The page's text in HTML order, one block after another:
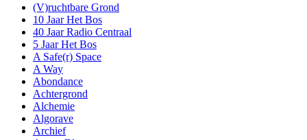
(V)ruchtbare Grond
10 Jaar Het Bos
40 Jaar Radio Centraal
5 Jaar Het Bos
A Safe(r) Space
A Way
Abondance
Achtergrond
Alchemie
Algorave
Archief